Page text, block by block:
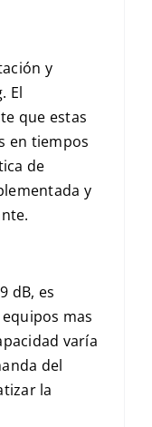
y
El
que estas
en tiempos
de
y
dB, es
mas
varía
del
la